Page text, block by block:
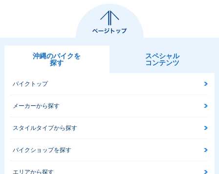
沖縄のバイクを
探す
スペシャル
コンテンツ
バイクトップ
メーカーから探す
スタイルタイプから探す
バイクショップを探す
エリアから探す